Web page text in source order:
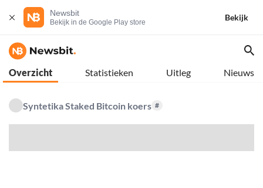
Newsbit
Bekijk in de Google Play store
Bekijk
Overzicht Statistieken Uitleg Nieuws
Syntetika Staked Bitcoin koers #